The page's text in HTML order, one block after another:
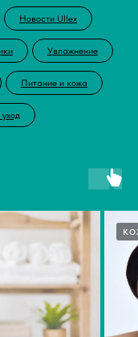
Новости Ullex
Увлажнение
Питание и кожа